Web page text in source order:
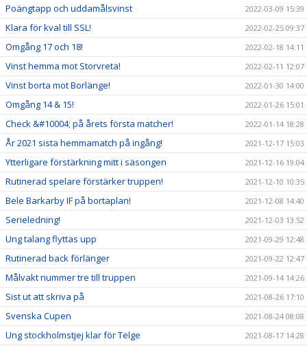
Poängtapp och uddamålsvinst 2022-03-09 15:39
Klara för kval till SSL! 2022-02-25 09:37
Omgång 17 och 18! 2022-02-18 14:11
Vinst hemma mot Storvreta! 2022-02-11 12:07
Vinst borta mot Borlänge! 2022-01-30 14:00
Omgång 14 & 15! 2022-01-26 15:01
Check &#10004; på årets första matcher! 2022-01-14 18:28
År 2021 sista hemmamatch på ingång! 2021-12-17 15:03
Ytterligare förstärkning mitt i säsongen 2021-12-16 19:04
Rutinerad spelare förstärker truppen! 2021-12-10 10:35
Bele Barkarby IF på bortaplan! 2021-12-08 14:40
Serieledning! 2021-12-03 13:52
Ung talang flyttas upp 2021-09-29 12:48
Rutinerad back förlänger 2021-09-22 12:47
Målvakt nummer tre till truppen 2021-09-14 14:26
Sist ut att skriva på 2021-08-26 17:10
Svenska Cupen 2021-08-24 08:08
Ung stockholmstjej klar för Telge 2021-08-17 14:28